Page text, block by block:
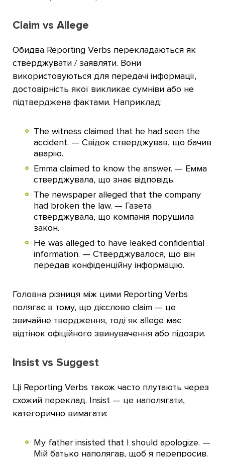
Claim vs Allege
Обидва Reporting Verbs перекладаються як
стверджувати / заявляти. Вони
використовуються для передачі інформації,
достовірність якої викликає сумніви або не
підтверджена фактами. Наприклад:
The witness claimed that he had seen the
accident. — Свідок стверджував, що бачив
аварію.
Emma claimed to know the answer. — Емма
стверджувала, що знає відповідь.
The newspaper alleged that the company
had broken the law. — Газета
стверджувала, що компанія порушила
закон.
He was alleged to have leaked confidential
information. — Стверджувалося, що він
передав конфіденційну інформацію.
Головна різниця між цими Reporting Verbs
полягає в тому, що дієслово claim — це
звичайне твердження, тоді як allege має
відтінок офіційного звинувачення або підозри.
Insist vs Suggest
Ці Reporting Verbs також часто плутають через
схожий переклад. Insist — це наполягати,
категорично вимагати:
My father insisted that I should apologize. —
Мій батько наполягав, щоб я перепросив.